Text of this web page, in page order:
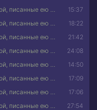
15:37
Воспоминания княгини Е.Р. Дашковой, писанные ею самой 13
18:22
Воспоминания княгини Е.Р. Дашковой, писанные ею самой 14
21:42
Воспоминания княгини Е.Р. Дашковой, писанные ею самой 15
24:08
Воспоминания княгини Е.Р. Дашковой, писанные ею самой 16
14:50
Воспоминания княгини Е.Р. Дашковой, писанные ею самой 17
17:09
Воспоминания княгини Е.Р. Дашковой, писанные ею самой 18
17:06
Воспоминания княгини Е.Р. Дашковой, писанные ею самой 19
27:54
Воспоминания княгини Е.Р. Дашковой, писанные ею самой 20